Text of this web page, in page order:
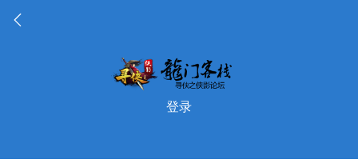
登录